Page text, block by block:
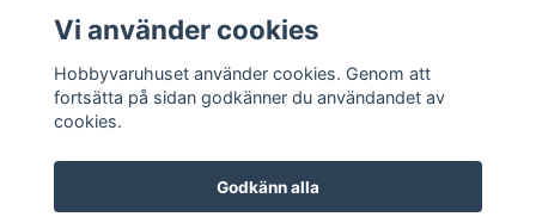
Sociala medier
Vi använder cookies
Hobbyvaruhuset använder cookies. Genom att
fortsätta på sidan godkänner du användandet av
cookies.
Godkänn alla